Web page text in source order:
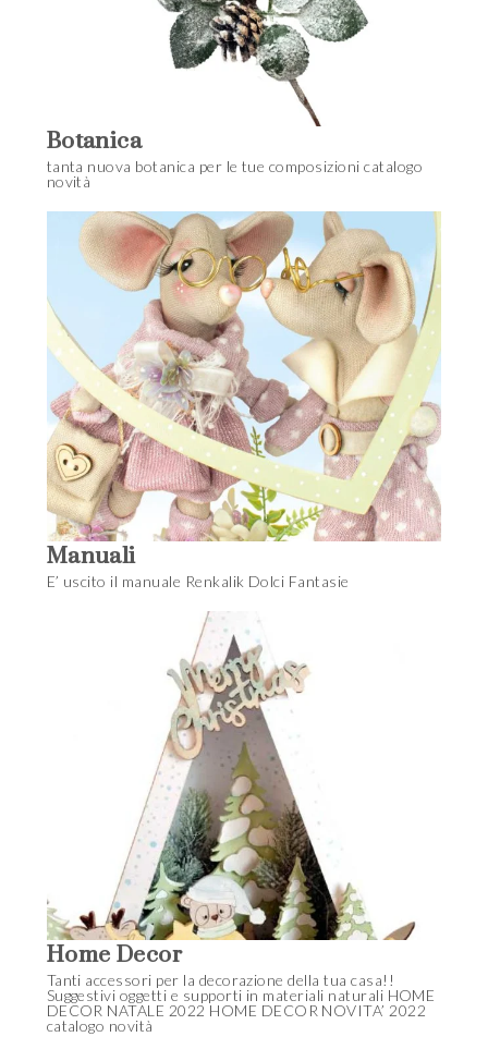
Botanica
tanta nuova botanica per le tue composizioni catalogo
novità
Manuali
E’ uscito il manuale Renkalik Dolci Fantasie
Home Decor
Tanti accessori per la decorazione della tua casa!!
Suggestivi oggetti e supporti in materiali naturali HOME
DECOR NATALE 2022 HOME DECOR NOVITA’ 2022
catalogo novità